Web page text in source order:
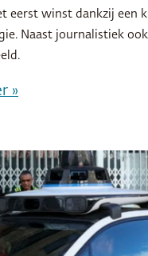
eerst winst dankzij een
Naast journalistiek
»